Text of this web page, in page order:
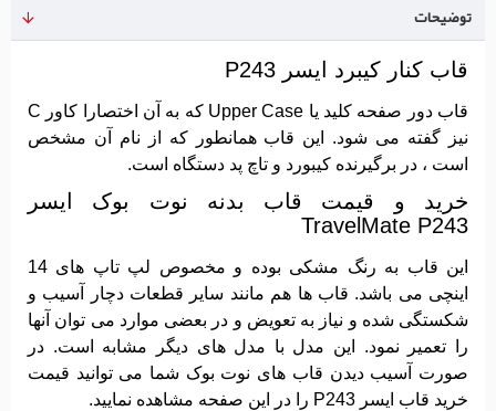
توضیحات
قاب کنار کیبرد ایسر P243
قاب دور صفحه کلید یا Upper Case که به آن اختصارا کاور C
نیز گفته می شود. این قاب همانطور که از نام آن مشخص
است ، در برگیرنده کیبورد و تاچ پد دستگاه است.
خرید و قیمت قاب بدنه نوت بوک ایسر
TravelMate P243
این قاب به رنگ مشکی بوده و مخصوص لپ تاپ های 14
اینچی می باشد. قاب ها هم مانند سایر قطعات دچار آسیب و
شکستگی شده و نیاز به تعویض و در بعضی موارد می توان آنها
را تعمیر نمود. این مدل با مدل های دیگر مشابه است. در
صورت آسیب دیدن قاب های نوت بوک شما می توانید قیمت
خرید قاب ایسر P243 را در این صفحه مشاهده نمایید.